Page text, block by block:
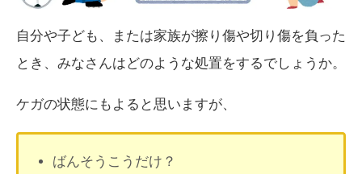
自分や子ども、または家族が擦り傷や切り傷を負った
とき、みなさんはどのような処置をするでしょうか。
ケガの状態にもよると思いますが、
ばんそうこうだけ？